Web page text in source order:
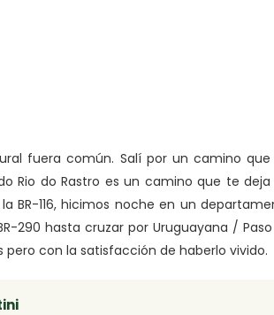
fuera común. Salí por un camino que
Rio do Rastro es un camino que te deja
BR-116, hicimos noche en un
290 hasta cruzar por Uruguayana /
pero con la satisfacción de haberlo vivido.